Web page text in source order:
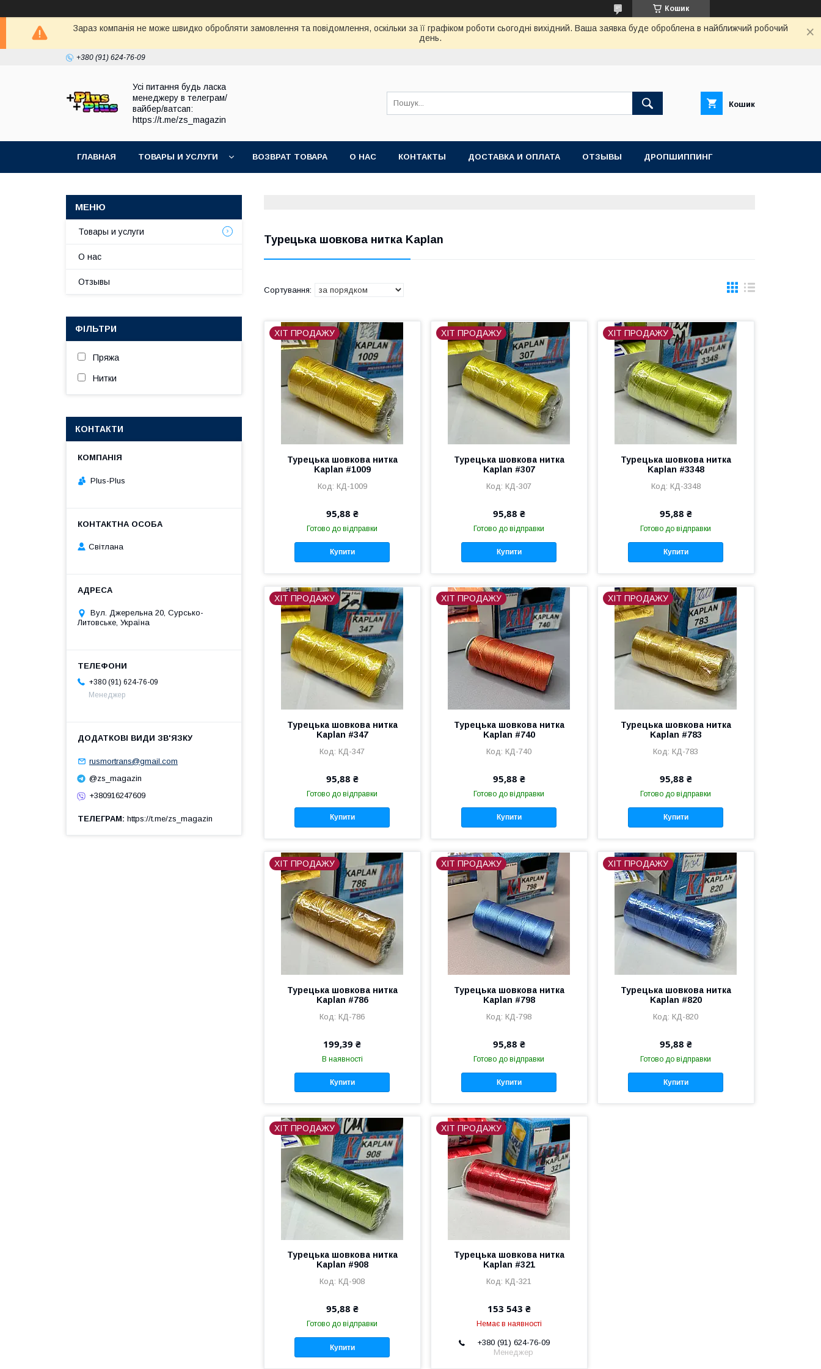
Кошик
Зараз компанія не може швидко обробляти замовлення та повідомлення, оскільки за її графіком роботи сьогодні вихідний. Ваша заявка буде оброблена в найближчий робочий
день.
+380 (91) 624-76-09
Усі питання будь ласка
менеджеру в телеграм/
вайбер/ватсап:
https://t.me/zs_magazin
Кошик
ГЛАВНАЯ ТОВАРЫ И УСЛУГИ ВОЗВРАТ ТОВАРА О НАС КОНТАКТЫ ДОСТАВКА И ОПЛАТА ОТЗЫВЫ ДРОПШИППИНГ
Турецька шовкова нитка Kaplan
ХІТ ПРОДАЖУ
Турецька шовкова нитка
Kaplan #1009
КД-1009
95,88 ₴
Готово до відправки
Купити
ХІТ ПРОДАЖУ
Турецька шовкова нитка
Kaplan #307
КД-307
95,88 ₴
Готово до відправки
Купити
ХІТ ПРОДАЖУ
Турецька шовкова нитка
Kaplan #3348
КД-3348
95,88 ₴
Готово до відправки
Купити
ХІТ ПРОДАЖУ
Турецька шовкова нитка
Kaplan #347
КД-347
95,88 ₴
Готово до відправки
Купити
ХІТ ПРОДАЖУ
Турецька шовкова нитка
Kaplan #740
КД-740
95,88 ₴
Готово до відправки
Купити
ХІТ ПРОДАЖУ
Турецька шовкова нитка
Kaplan #783
КД-783
95,88 ₴
Готово до відправки
Купити
ХІТ ПРОДАЖУ
Турецька шовкова нитка
Kaplan #786
КД-786
199,39 ₴
В наявності
Купити
ХІТ ПРОДАЖУ
Турецька шовкова нитка
Kaplan #798
КД-798
95,88 ₴
Готово до відправки
Купити
ХІТ ПРОДАЖУ
Турецька шовкова нитка
Kaplan #820
КД-820
95,88 ₴
Готово до відправки
Купити
ХІТ ПРОДАЖУ
Турецька шовкова нитка
Kaplan #908
КД-908
95,88 ₴
Готово до відправки
Купити
ХІТ ПРОДАЖУ
Турецька шовкова нитка
Kaplan #321
КД-321
153 543 ₴
Немає в наявності
+380 (91) 624-76-09
Менеджер
Товары и услуги
О нас
Отзывы
ФІЛЬТРИ
Пряжа
Нитки
КОНТАКТИ
Plus-Plus
Світлана
Вул. Джерельна 20, Сурсько-
Литовське, Україна
+380 (91) 624-76-09
Менеджер
rusmortrans@gmail.com
@zs_magazin
+380916247609
ТЕЛЕГРАМ https://t.me/zs_magazin